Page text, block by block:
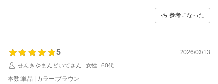
布時はギシギシで櫛を通すのも一苦労し、多くの髪が抜けてしま
ダークブラウンを購入しましたが、3回目でようやくうっすら色が
入ってき始めました。
1回目は洗髪後髪が濡れた状態から始め、2、3回目は乾いた髪から
参考になった
5
2026/03/13
せんきやまんどいてさん
女性
60代
本数:単品 | カラー:ブラウン